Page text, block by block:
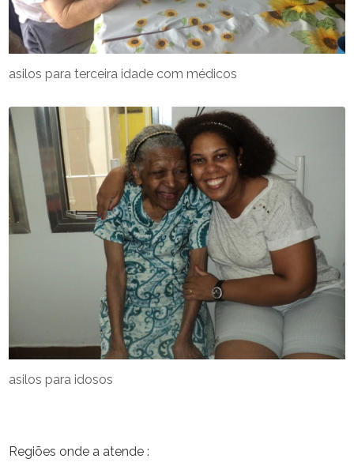
asilos para terceira idade com médicos
asilos para idosos
Regiões onde a atende :